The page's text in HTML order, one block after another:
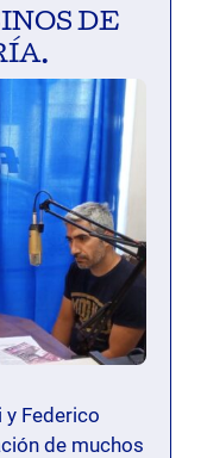
DE
Federico
de muchos